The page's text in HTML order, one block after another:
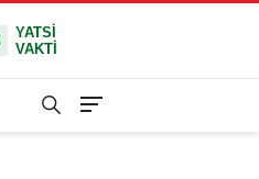
YATSI
VAKTİ